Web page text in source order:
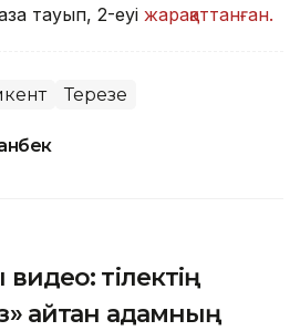
тауып, 2-еуі жарақаттанған.
Терезе
тілектің
айтқан адамның